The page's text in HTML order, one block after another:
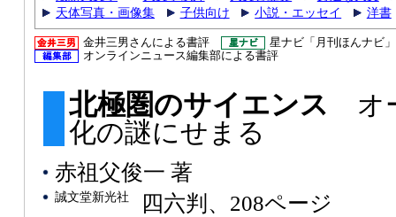
天体写真・画像集
子供向け 小説・エッセイ 洋書
金井三男さんによる書評
星ナビ「月刊ほんナビ
オンラインニュース編集部による書評
北極圏のサイエンス オ
化の謎にせまる
赤祖父俊一 著
誠文堂新光社 四六判、208ページ